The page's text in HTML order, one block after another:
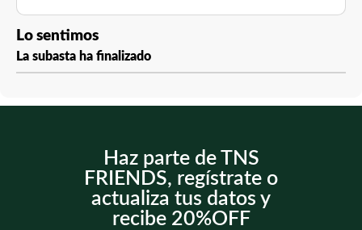
Lo sentimos
La subasta ha finalizado
Haz parte de TNS
FRIENDS, regístrate o
actualiza tus datos y
recibe 20%OFF